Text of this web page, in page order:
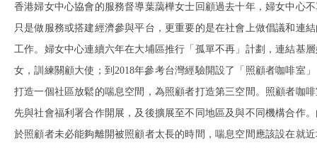
香港婦女中心協會的服務督導葉藹樺女士回顧過去十年，婦女中心
只是做服務或搭建經濟參與平台，更重要的是在社會上做倡議和連
工作。婦女中心連續六年在大埔區推行「孤單不再」計劃，連結基
女，訓練關顧大使；到2018年參考台灣經驗開設了「照顧者咖啡室
打造一個社區放鬆的喘息空間，為照顧者打造第三空間。照顧者咖
先與社會福利署合作開展，及後擴展至不同地區及與不同機構合作
於照顧者未必能夠離開被照顧者太長的時間，喘息空間應該設在就